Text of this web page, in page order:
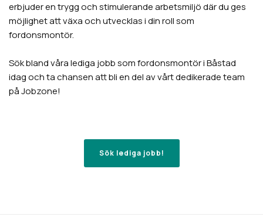
erbjuder en trygg och stimulerande arbetsmiljö där du ges
möjlighet att växa och utvecklas i din roll som
fordonsmontör.
Sök bland våra lediga jobb som fordonsmontör i Båstad
idag och ta chansen att bli en del av vårt dedikerade team
på Jobzone!
Sök lediga jobb!